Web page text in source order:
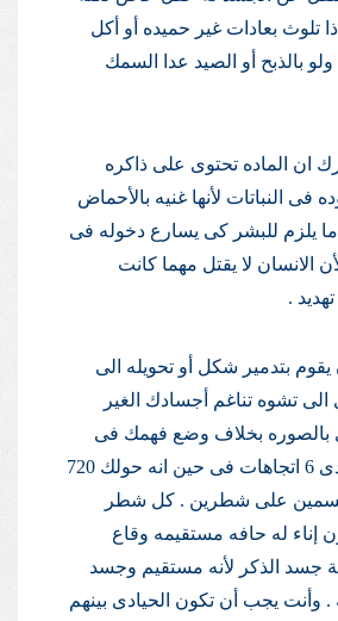
تلوث بعادات غير حميده أو أكل
بالذبح أو الصيد عدا السمك
ان الماده تحتوى على ذاكره
فى النباتات لأنها غنيه بالأحماض
يلزم للبشر كى يسارع دخوله فى
الانسان لا يقتل مهما كانت
.
بتدمير شكل أو تحويله الى
الى تشوه تناغم أجسادك الغير
بالصوره بخلاف وضع فهمك فى
نطاق ضيق لا يتعدى 6 اتجاهات فى حين انه حولك 720
على شطرين . كل شطر
إناء له حافه مستقيمه وقاع
جسد الذكر لأنه مستقيم وجسد
. وأنت يجب أن تكون الحيادى بينهم